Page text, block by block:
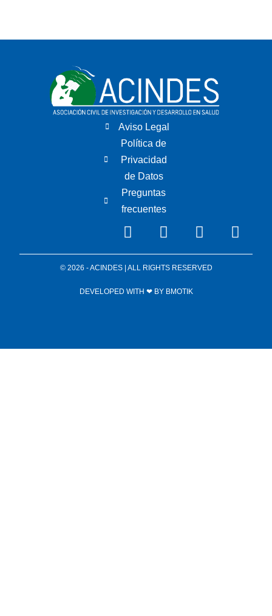
Aviso Legal
Política de
Privacidad
de Datos
Preguntas
frecuentes
© 2026 - ACINDES | ALL RIGHTS RESERVED
DEVELOPED WITH ❤ BY BMOTIK